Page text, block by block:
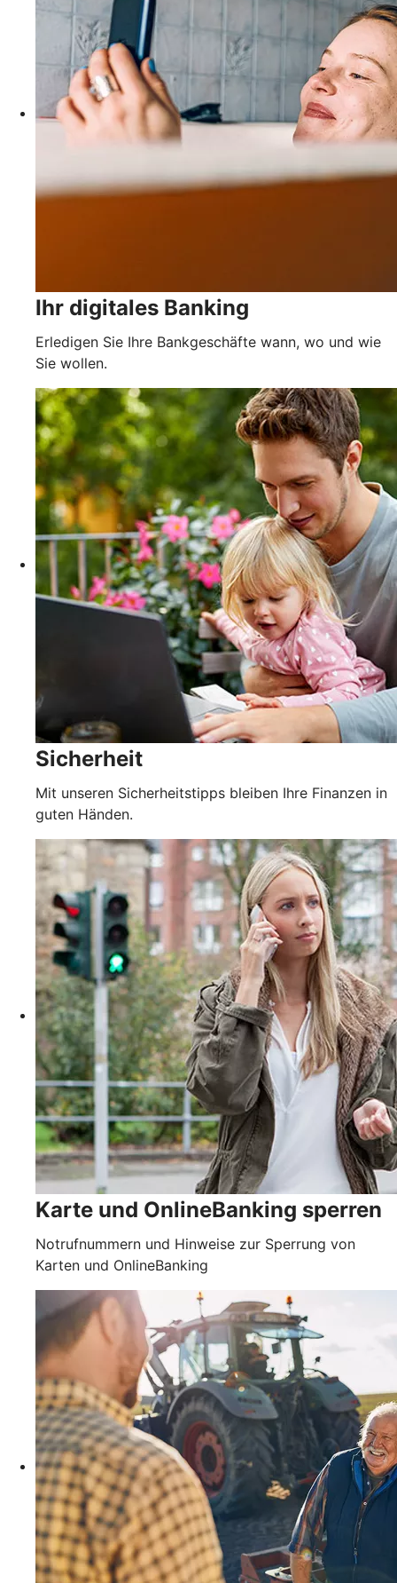
Ihr digitales Banking
Erledigen Sie Ihre Bankgeschäfte wann, wo und wie
Sie wollen.
Sicherheit
Mit unseren Sicherheitstipps bleiben Ihre Finanzen in
guten Händen.
Karte und OnlineBanking sperren
Notrufnummern und Hinweise zur Sperrung von
Karten und OnlineBanking